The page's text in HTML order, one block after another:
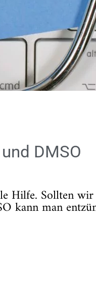
DMSO
Hilfe. Sollten
kann man